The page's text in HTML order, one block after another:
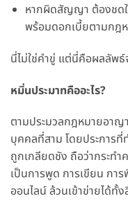
หากผิดสัญญา ต้องชดใ
พร้อมดอกเบี้ยตามกฎ
นี่ไม่ใช่คำขู่ แต่นี่คือผลลัพธ์
หมิ่นประมาทคืออะไร?
ตามประมวลกฎหมายอาญ
บุคคลที่สาม โดยประการ
ถูกเกลียดชัง ถือว่ากระทำ
เป็นการพูด การเขียน กา
ออนไลน์ ล้วนเข้าข่ายได้ทั้